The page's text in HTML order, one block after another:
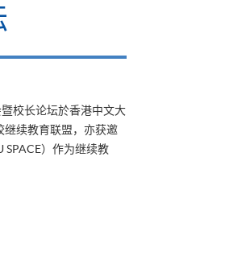
校长论坛於香港中文大
继续教育联盟，亦获邀
）作为继续教